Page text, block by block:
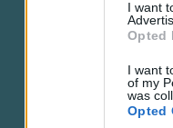
I want
Opted
I want
of my
was
Opted